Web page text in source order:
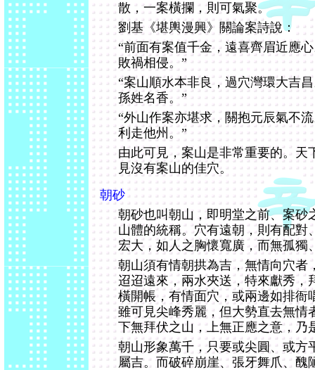
散，一案橫攔，則可氣聚。
劉基《堪輿漫興》關論案詩說：
“前面有案值千金，遠喜齊眉近應
敗禍相侵。”
“案山順水本非良，過穴灣環大吉
孫姓名香。”
“外山作案亦堪求，關抱元辰氣不
利走他州。”
由此可見，案山是非常重要的。天
見沒有案山的佳穴。
朝砂
朝砂也叫朝山，即明堂之前、案砂
山體的統稱。穴有遠朝，則有配對
宏大，如人之胸懷寬廣，而無孤獨
朝山須有情朝拱為吉，無情向穴者
迢迢遠來，兩水夾送，特來獻秀，
橫開帳，有情面穴，或兩邊如排衙
雖可見尖峰秀麗，但大勢直去無情
下無拜伏之山，上無正應之意，乃
朝山形象萬千，只要或尖圓、或方
屬吉。而破碎崩崖、張牙舞爪、醜